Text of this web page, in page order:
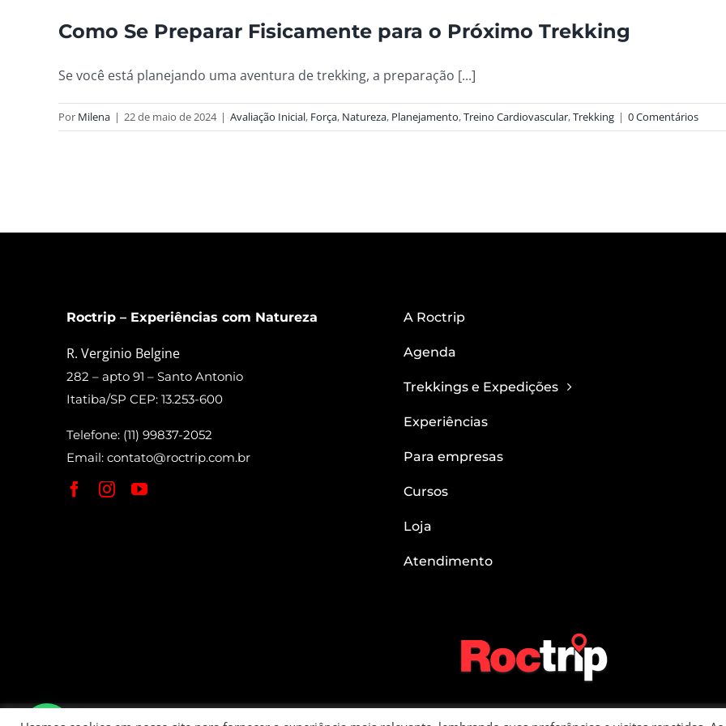
Como Se Preparar Fisicamente para o Próximo Trekking
Se você está planejando uma aventura de trekking, a preparação [...]
Por Milena | 22 de maio de 2024 | Avaliação Inicial, Força, Natureza, Planejamento,Treino Cardiovascular,Trekking | 0 Comentários
Roctrip – Experiências com Natureza
R. Verginio Belgine
282 – apto 91 – Santo Antonio
Itatiba/SP CEP: 13.253-600
Telefone: (11) 99837-2052
Email: contato@roctrip.com.br
A Roctrip
Agenda
Trekkings e Expedições
Experiências
Para empresas
Cursos
Loja
Atendimento